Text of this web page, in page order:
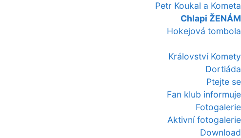
Petr Koukal a Kometa
Chlapi ŽENÁM
Hokejová tombola
Království Komety
Dortiáda
Ptejte se
Fan klub informuje
Fotogalerie
Aktivní fotogalerie
Download